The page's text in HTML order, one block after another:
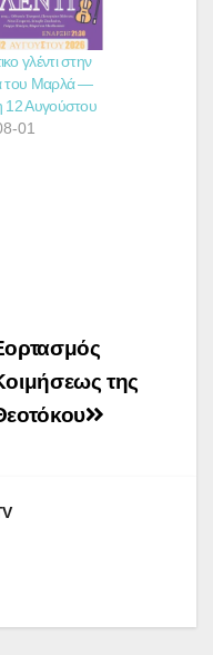
γλέντι στην
του Μαρλά —
12 Αυγούστου
01
της